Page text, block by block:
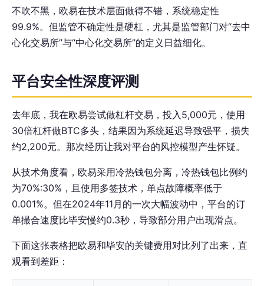
不吹不黑，欧易在技术层面做得不错，系统稳定性
99.9%。但监管不确定性是硬杠，尤其是监管部门对“去中
心化交易所”与“中心化交易所”的定义日益细化。
平台安全性深度评测
去年底，我在欧易尝试做杠杆交易，投入5,000元，使用
30倍杠杆做BTC多头，结果因为系统延迟导致强平，损失
约2,200元。那次经历让我对平台的风控模型产生怀疑。
从技术角度看，欧易采用冷热钱包分离，冷热钱包比例约
为70%:30%，且使用多签技术，单点故障概率低于
0.001%。但在2024年11月的一次大幅波动中，平台的订
单撮合速度比毕安慢约0.3秒，导致部分用户出现滑点。
下面这张表格把欧易和毕安的关键费用对比列了出来，直
观看到差距：